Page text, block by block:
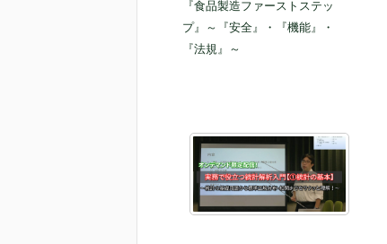
『食品製造ファーストステッ
プ』～『安全』・『機能』・
『法規』～